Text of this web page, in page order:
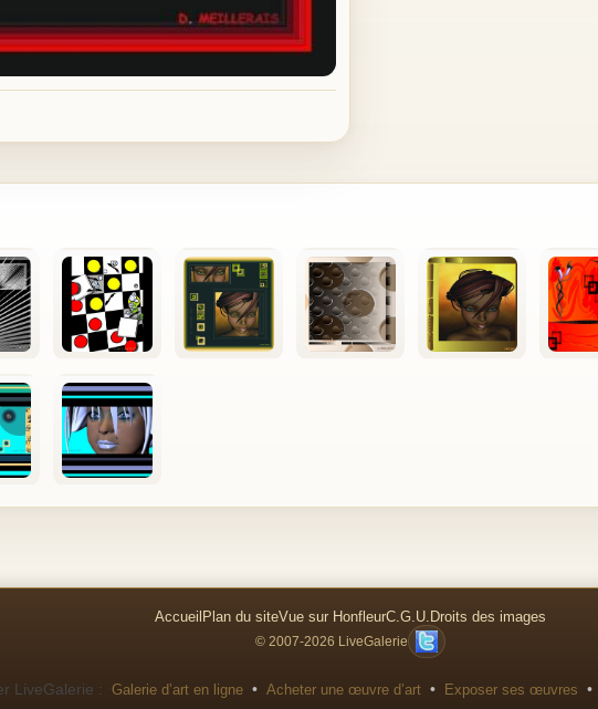
Accueil Plan du siteVue sur HonfleurC.G.U. Droits des images
© 2007-2026 LiveGalerie
LiveGalerie : Galerie d’art en ligne • Acheter une œuvre d’art • Exposer ses œuvres •